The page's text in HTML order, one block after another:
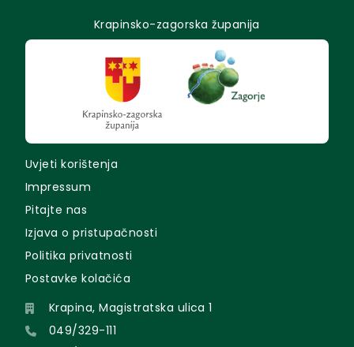
Krapinsko-zagorska županija
Uvjeti korištenja
Impressum
Pitajte nas
Izjava o pristupačnosti
Politika privatnosti
Postavke kolačića
Krapina, Magistratska ulica 1
049/329-111